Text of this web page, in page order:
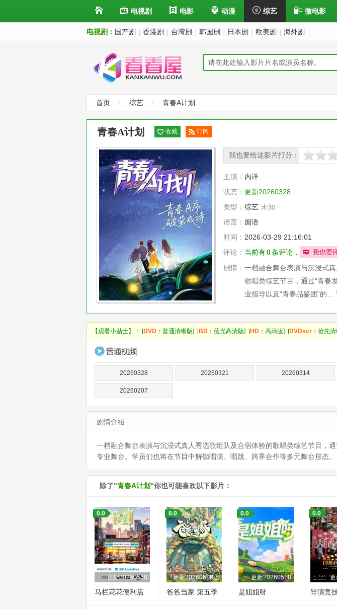
电视剧 电影 动漫 综艺 微电影
电视剧： 国产剧 香港剧 台湾剧 韩国剧 日本剧 欧美剧 海外剧
首页 综艺 青春A计划
青春A计划 收藏
订阅
我也要给这影片打分：
很差较差 还行推荐 力荐
主演： 内详
状态： 更新20260328
类型： 综艺 未知
语言： 国语
时间： 2026-03-29 21:16:01
评论： 当前有0条评论，
剧情： 一档融合舞台表演与沉浸式
歌唱类综艺节目，通过“青春
业指导以及“青春品鉴团”的…
【观看小贴士】： [DVD ：普通清晰版] [BD ：蓝光高清版] [HD ：高清版] [DVDscr ：抢先
20260328 20260321 20260314
20260207
剧情介绍
一档融合舞台表演与沉浸式真人秀选歌组队及合宿体验的歌唱类综艺节目，
专业舞台。学员们也将在节目中解锁唱演、唱跳、跨界合作等多元舞台形态。
除了"青春A计划 "你也可能喜欢以下影片：
更新20260518
0.0
马栏花花便利店
更新20260518上
0.0
爸爸当家 第五季
更新20260518
0.0
是姐姐呀
0.0
导演竞